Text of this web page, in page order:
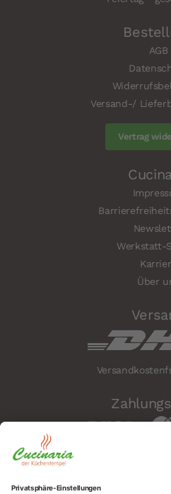
AGB
Versand-/
Vertrag
Werkstatt-
Über